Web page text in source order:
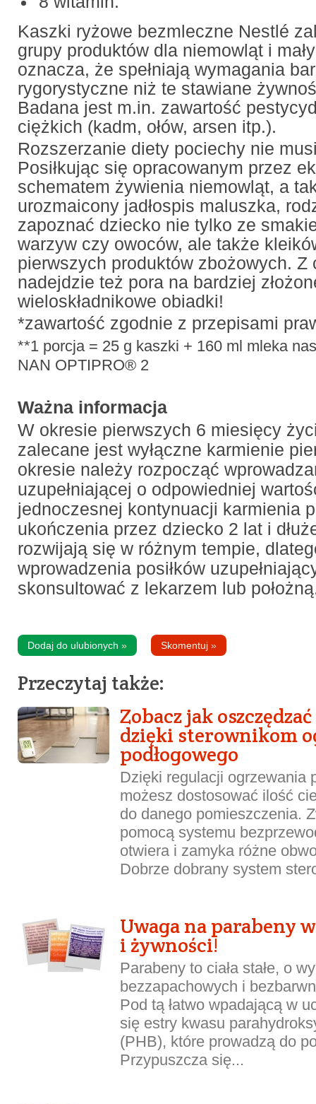
Kaszki ryżowe bezmleczne Nestlé
grupy produktów dla niemowląt i
oznacza, że spełniają wymagania
rygorystyczne niż te stawiane
Badana jest m.in. zawartość
ciężkich (kadm, ołów, arsen itp.).
Rozszerzanie diety pociechy nie
Posiłkując się opracowanym przez
schematem żywienia niemowląt, a
urozmaicony jadłospis maluszka,
zapoznać dziecko nie tylko ze
warzyw czy owoców, ale także
pierwszych produktów zbożowych. Z
nadejdzie też pora na bardziej
wieloskładnikowe obiadki!
*zawartość zgodnie z przepisami
**1 porcja = 25 g kaszki + 160 ml mleka
NAN OPTIPRO® 2
Ważna informacja
W okresie pierwszych 6 miesięcy
zalecane jest wyłączne karmienie
okresie należy rozpocząć
uzupełniającej o odpowiedniej
jednoczesnej kontynuacji karmienia
ukończenia przez dziecko 2 lat i
rozwijają się w różnym tempie,
wprowadzenia posiłków
skonsultować z lekarzem lub
Dodaj do ulubionych » Skomentuj »
Przeczytaj także:
Zobacz jak
dzięki sterownikom
podłogowego
Dzięki regulacji ogrzewania
możesz dostosować ilość
do danego pomieszczenia.
pomocą systemu
otwiera i zamyka różne
Dobrze dobrany system
Uwaga na parabeny
i żywności!
Parabeny to ciała stałe, o
bezzapachowych i
Pod tą łatwo wpadającą w
się estry kwasu
(PHB), które prowadzą do
Przypuszcza się...